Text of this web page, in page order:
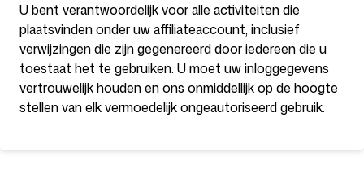
U bent verantwoordelijk voor alle activiteiten die
plaatsvinden onder uw affiliateaccount, inclusief
verwijzingen die zijn gegenereerd door iedereen die u
toestaat het te gebruiken. U moet uw inloggegevens
vertrouwelijk houden en ons onmiddellijk op de hoogte
stellen van elk vermoedelijk ongeautoriseerd gebruik.